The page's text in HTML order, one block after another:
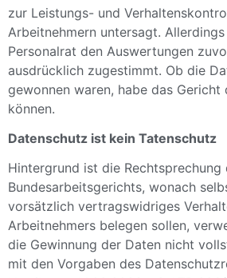
zur Leistungs- und
Arbeitnehmern untersagt.
Personalrat den Auswertungen
ausdrücklich zugestimmt. Ob die
gewonnen waren, habe das Gericht
können.
Datenschutz ist kein Tatenschutz
Hintergrund ist die Rechtsprechung
Bundesarbeitsgerichts, wonach
vorsätzlich vertragswidriges
Arbeitnehmers belegen sollen,
die Gewinnung der Daten nicht
mit den Vorgaben des